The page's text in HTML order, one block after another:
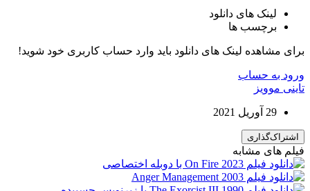
لینک های دانلود
برچسب ها
برای مشاهده لینک های دانلود باید وارد حساب کاربری خود شوید!
ورود به حساب
تاینی موویز
29 آوریل 2021
اشتراک‌گذاری
فیلم های مشابه